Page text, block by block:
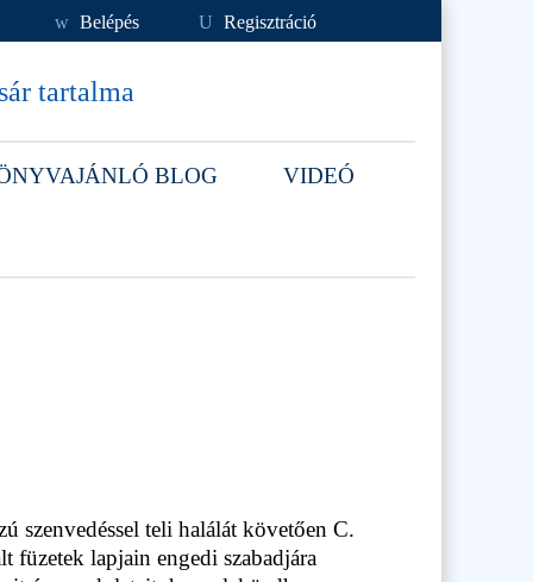
w Belépés U Regisztráció
tartalma
BLOG VIDEÓ
szenvedéssel teli halálát követően C.
füzetek lapjain engedi szabadjára